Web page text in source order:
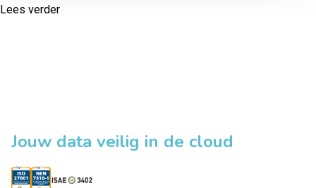
Lees verder
Jouw data veilig in de cloud